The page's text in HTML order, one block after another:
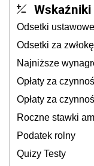
Wskaźniki
Odsetki
Odsetki za
Najniższe
Opłaty za
Opłaty za
Roczne stawki
Podatek rolny
Quizy Testy